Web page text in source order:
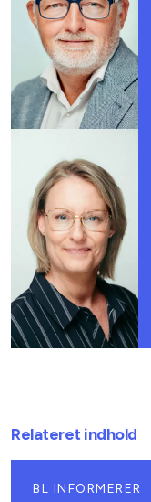
Relateret indhold
BL INFORMERER